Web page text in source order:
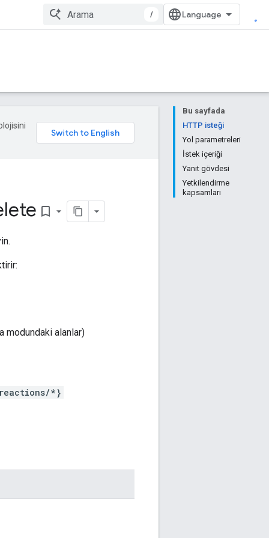
/
Bu sayfada
HTTP isteği
Yol parametreleri
İstek içeriği
Yanıt gövdesi
Yetkilendirme
kapsamları
bookmark_border
modundaki alanlar)
reactions/*}